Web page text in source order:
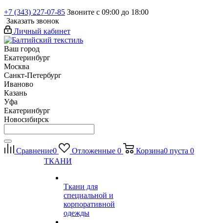
+7 (343) 227-07-85 Звоните с 09:00 до 18:00
Заказать звонок
Личный кабинет
Ваш город
Екатеринбург
Москва
Санкт-Петербург
Иваново
Казань
Уфа
Екатеринбург
Новосибирск
Сравнение0 Отложенные 0 Корзина0 пуста 0
ТКАНИ
Ткани для
специальной и
корпоративной
одежды